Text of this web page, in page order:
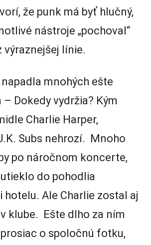
že punk má byť hlučný,
nástroje „pochoval“
výraznejšej línie.
mnohých ešte
Dokedy vydržia? Kým
Charlie Harper,
Subs nehrozí. Mnoho
po náročnom koncerte,
do pohodlia
hotelu. Ale Charlie zostal aj
klube. Ešte dlho za ním
o spoločnú fotku,